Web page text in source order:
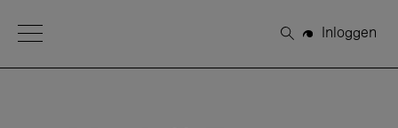
Open Menu
Zoeken
Inloggen